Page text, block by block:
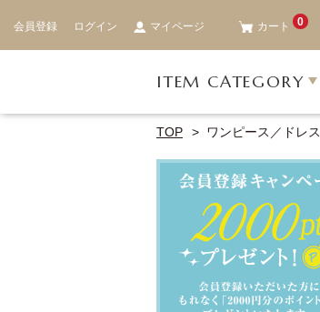
会員登録 ログイン マイページ カート 0
ITEM CATEGORY
TOP ワンピース／ドレス